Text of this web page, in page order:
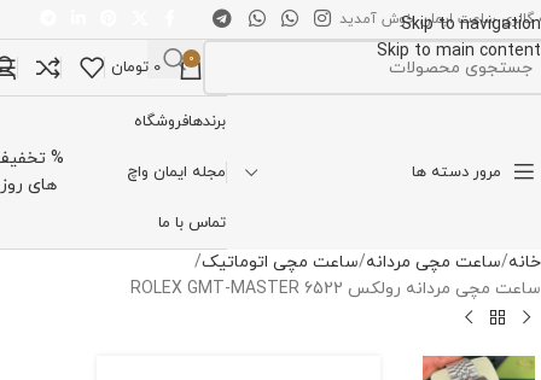
Skip to navigation
Skip to main content
گالری ساعت ایمان خوش آمدید
0
0 تومان
مرور دسته ها
برندهافروشگاه
مجله ایمان واچ
تماس با ما
%
های روز
خانه ساعت مچی مردانه ساعت مچی اتوماتیک
ساعت مچی مردانه رولکس 6522 ROLEX GMT-MASTER